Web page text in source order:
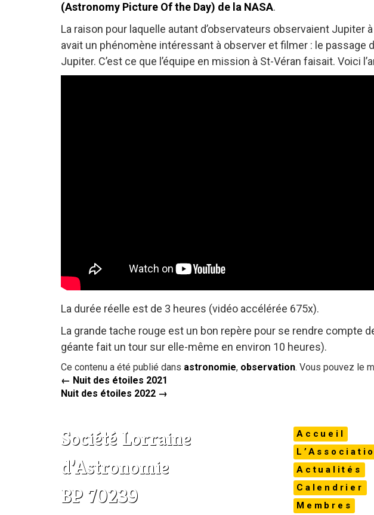
(Astronomy Picture Of the Day) de la NASA.
La raison pour laquelle autant d’observateurs observaient Jupiter
avait un phénomène intéressant à observer et filmer : le passage
Jupiter. C’est ce que l’équipe en mission à St-Véran faisait. Voici
La durée réelle est de 3 heures (vidéo accélérée 675x).
La grande tache rouge est un bon repère pour se rendre compte
géante fait un tour sur elle-même en environ 10 heures).
Ce contenu a été publié dans astronomie, observation. Vous pouvez le
← Nuit des étoiles 2021
Nuit des étoiles 2022 →
Société Lorraine
d’Astronomie
BP 70239
Accueil
Actualités
Calendrier
Membres